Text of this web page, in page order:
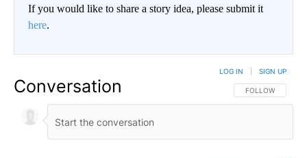
If you would like to share a story idea, please submit it
here.
Conversation FOLLOW THIS
FOLLOW
LOG IN SIGN UP